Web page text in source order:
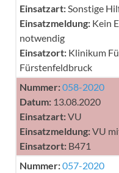
Einsatzart: Sonstige
Einsatzmeldung: Kein
notwendig
Einsatzort: Klinikum
Fürstenfeldbruck
Nummer:058-2020
Datum: 13.08.2020
Einsatzart:VU
Einsatzmeldung:VU
Einsatzort: B471
Nummer:057-2020